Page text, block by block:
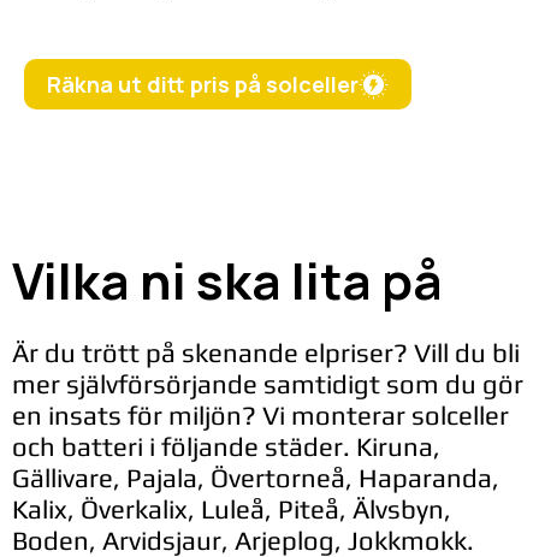
Räkna ut ditt pris på solceller
Vilka ni ska lita på
Är du trött på skenande elpriser? Vill du bli
mer självförsörjande samtidigt som du gör
en insats för miljön? Vi monterar solceller
och batteri i följande städer. Kiruna,
Gällivare, Pajala, Övertorneå, Haparanda,
Kalix, Överkalix, Luleå, Piteå, Älvsbyn,
Boden, Arvidsjaur, Arjeplog, Jokkmokk.